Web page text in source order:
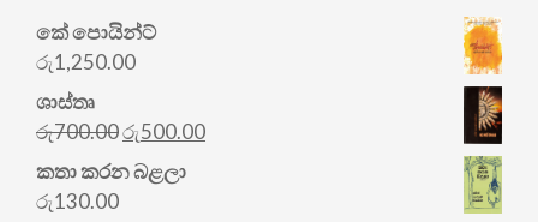
කේ පොයින්ට්
රු1,250.00
ශාස්තෘ
රු700.00Original
price
was:
රු500.00Current
කතා කරන බළලා
රු130.00